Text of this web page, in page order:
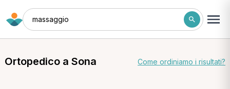
massaggio
Ortopedico a Sona Come ordiniamo i risultati?